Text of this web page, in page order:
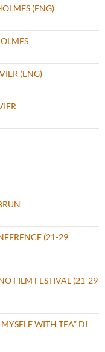
(ENG)
(ENG)
(21-29
FILM FESTIVAL (21-29
WITH TEA” DI